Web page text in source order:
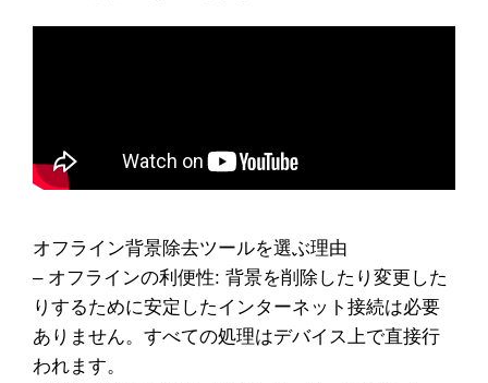
オフライン背景除去ツールを選ぶ理由
– オフラインの利便性: 背景を削除したり変更した
りするために安定したインターネット接続は必要
ありません。すべての処理はデバイス上で直接行
われます。